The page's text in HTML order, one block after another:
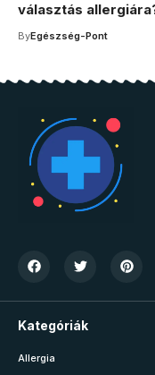
választás
ByEgészség-Pont
Kategóriák
Allergia